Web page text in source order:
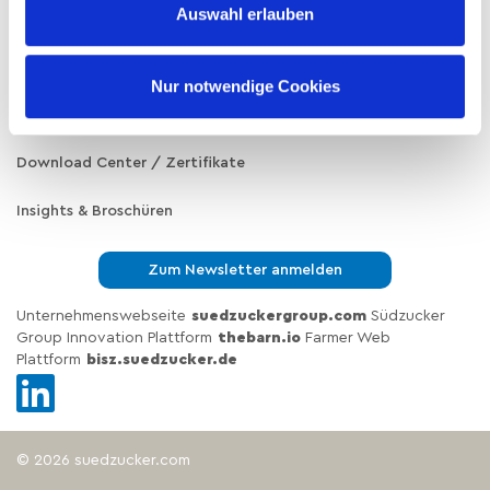
Auswahl erlauben
Nur notwendige Cookies
Blog / News
Download Center / Zertifikate
Insights & Broschüren
Zum Newsletter anmelden
Unternehmenswebseite suedzuckergroup.com Südzucker
Group Innovation Plattform thebarn.io Farmer Web
Plattform
bisz.suedzucker.de
© 2026 suedzucker.com